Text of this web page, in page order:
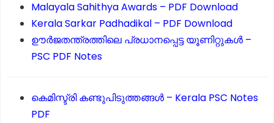
Malayala Sahithya Awards – PDF Download
Kerala Sarkar Padhadikal – PDF Download
ഊർജതന്ത്രത്തിലെ പ്രധാനപ്പെട്ട യൂണിറ്റുകൾ –
PSC PDF Notes
കെമിസ്ട്രി കണ്ടുപിടുത്തങ്ങൾ – Kerala PSC Notes
PDF